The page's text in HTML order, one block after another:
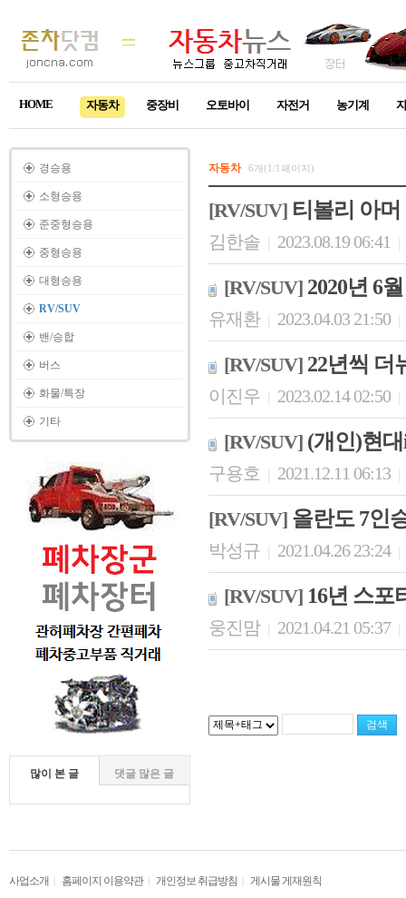
HOME 자동차 중장비 오토바이 자전거 농기계
경승용
소형승용
준중형승용
중형승용
대형승용
RV/SUV
밴/승합
버스
화물/특장
기타
많이 본 글 댓글 많은 글
자동차 6개(1/1페이지)
[RV/SUV] 티볼리 아머
김한솔 2023.08.19 06:41
[RV/SUV] 2020년 6
유재환 2023.04.03 21:50
[RV/SUV] 22년씩 더
이진우 2023.02.14 02:50
[RV/SUV] (개인)현
구용호 2021.12.11 06:13
[RV/SUV] 올란도 7인
박성규 2021.04.26 23:24
[RV/SUV] 16년 스포
웅진맘 2021.04.21 05:37
사업소개 | 홈페이지 이용약관| 개인정보 취급방침 | 게시물 게재원칙